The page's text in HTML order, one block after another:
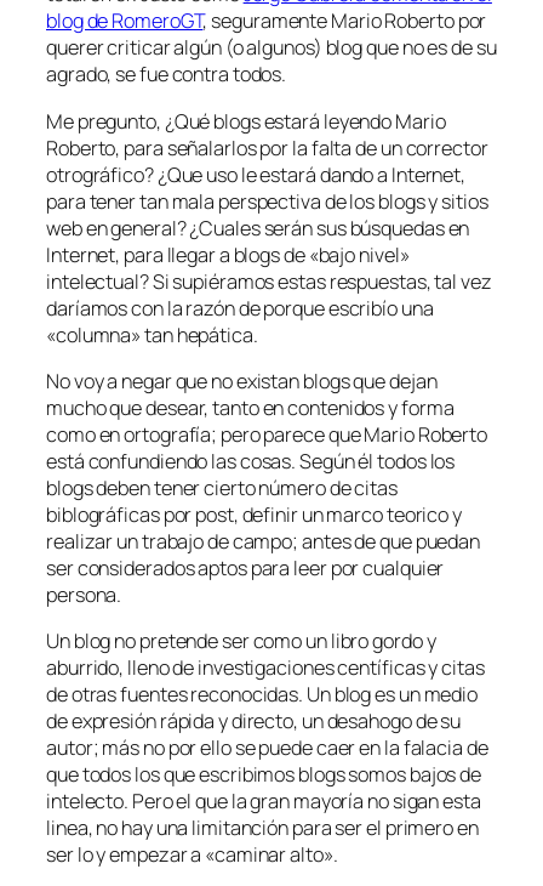
blog de RomeroGT, seguramente Mario Roberto por
querer criticar algún (o algunos) blog que no es de su
agrado, se fue contra todos.
Me pregunto, ¿Qué blogs estará leyendo Mario
Roberto, para señalarlos por la falta de un corrector
otrográfico? ¿Que uso le estará dando a Internet,
para tener tan mala perspectiva de los blogs y sitios
web en general? ¿Cuales serán sus búsquedas en
Internet, para llegar a blogs de «bajo nivel»
intelectual? Si supiéramos estas respuestas, tal vez
daríamos con la razón de porque escribío una
«columna» tan hepática.
No voy a negar que no existan blogs que dejan
mucho que desear, tanto en contenidos y forma
como en ortografía; pero parece que Mario Roberto
está confundiendo las cosas. Según él todos los
blogs deben tener cierto número de citas
biblográficas por post, definir un marco teorico y
realizar un trabajo de campo; antes de que puedan
ser considerados aptos para leer por cualquier
persona.
Un blog no pretende ser como un libro gordo y
aburrido, lleno de investigaciones centíficas y citas
de otras fuentes reconocidas. Un blog es un medio
de expresión rápida y directo, un desahogo de su
autor; más no por ello se puede caer en la falacia de
que todos los que escribimos blogs somos bajos de
intelecto. Pero el que la gran mayoría no sigan esta
linea, no hay una limitanción para ser el primero en
ser lo y empezar a «caminar alto».